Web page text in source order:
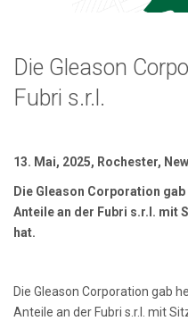
Die Gleason
Fubri s.r.l.
13. Mai, 2025, Rochester,
Die Gleason Corporation
Anteile an der Fubri s.r.l. mit
hat.
Die Gleason Corporation gab
Anteile an der Fubri s.r.l. mit